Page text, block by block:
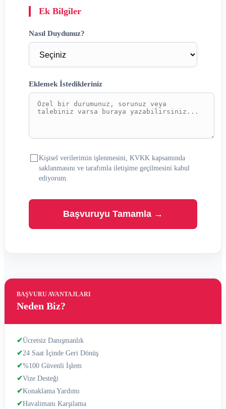
BAŞVURU AVANTAJLARI
Neden Biz?
✔Ücretsiz Danışmanlık
✔24 Saat İçinde Geri Dönüş
✔%100 Güvenli İşlem
✔Vize Desteği
✔Konaklama Yardımı
✔Havalimanı Karşılama
Ek Bilgiler
Nasıl Duydunuz?
Eklemek İstedikleriniz
Kişisel verilerimin işlenmesini, KVKK kapsamında
saklanmasını ve tarafımla iletişime geçilmesini kabul
ediyorum.
Başvuruyu Tamamla →